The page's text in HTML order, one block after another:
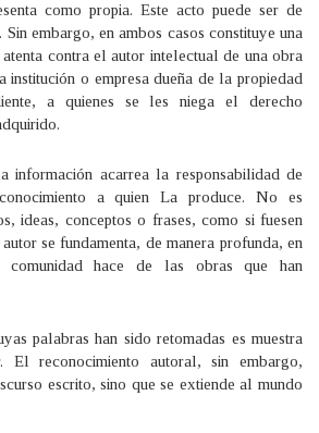
como propia. Este acto puede ser de
embargo, en ambos casos constituye una
contra el autor intelectual de una obra
institución o empresa dueña de la propiedad
a quienes se les niega el derecho
información acarrea la responsabilidad de
a quien La produce. No es
ideas, conceptos o frases, como si fuesen
se fundamenta, de manera profunda, en
hace de las obras que han
palabras han sido retomadas es muestra
El reconocimiento autoral, sin embargo,
escrito, sino que se extiende al mundo